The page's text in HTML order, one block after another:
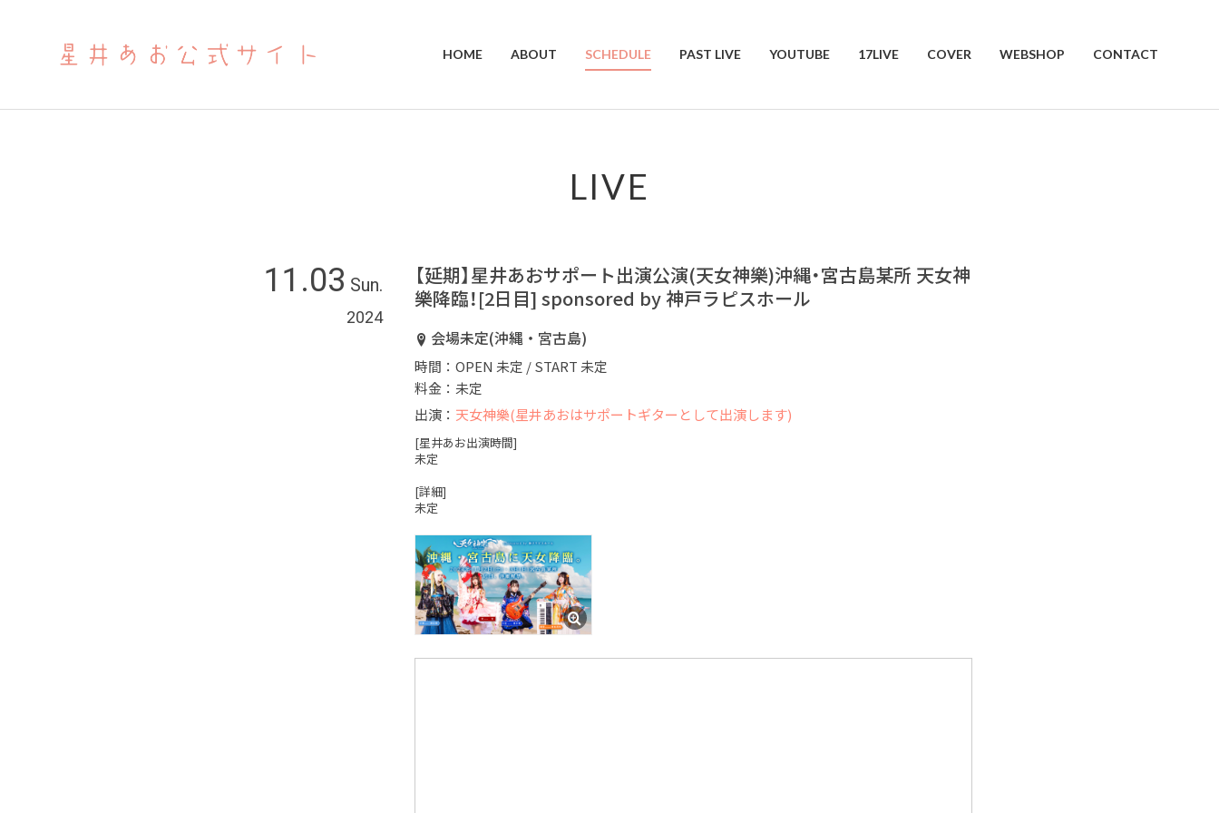
HOME ABOUT SCHEDULE PAST LIVE YOUTUBE 17LIVE COVER WEBSHOP CONTACT
LIVE
11.03 Sun.
2024
【延期】星井あおサポート出演公演(天女神樂)沖縄・宮古島某所 天女神
樂降臨！[2日目] sponsored by 神戸ラピスホール
会場未定(沖縄・宮古島)
時間：OPEN 未定 / START 未定
料金：未定
出演： 天女神樂(星井あおはサポートギターとして出演します)
[星井あお出演時間]
未定
[詳細]
未定